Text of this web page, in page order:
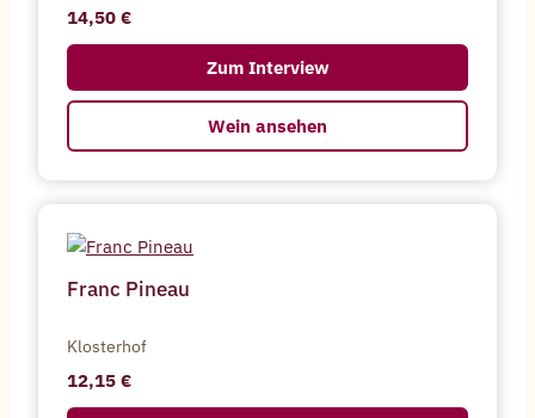
14,50
Zum Interview
Wein ansehen
Franc Pineau
Klosterhof
12,15